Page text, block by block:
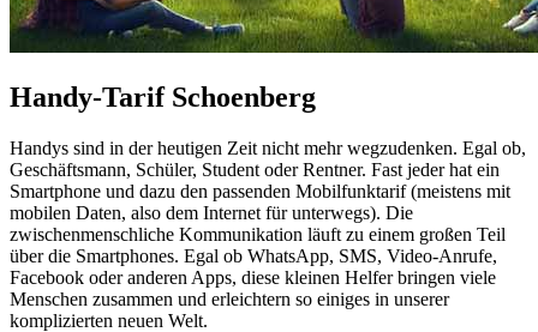
Handy-Tarif Schoenberg
Handys sind in der heutigen Zeit nicht mehr wegzudenken. Egal ob,
Geschäftsmann, Schüler, Student oder Rentner. Fast jeder hat ein
Smartphone und dazu den passenden Mobilfunktarif (meistens mit
mobilen Daten, also dem Internet für unterwegs). Die
zwischenmenschliche Kommunikation läuft zu einem großen Teil
über die Smartphones. Egal ob WhatsApp, SMS, Video-Anrufe,
Facebook oder anderen Apps, diese kleinen Helfer bringen viele
Menschen zusammen und erleichtern so einiges in unserer
komplizierten neuen Welt.